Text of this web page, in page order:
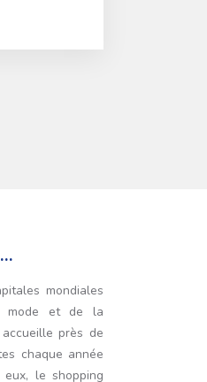
mondiales
mode et de la
près de
chaque année
le shopping